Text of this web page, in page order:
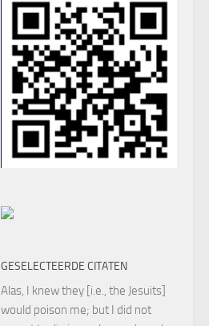
GESELECTEERDE CITATEN
Alas, I knew they [i.e., the Jesuits]
would poison me; but I did not